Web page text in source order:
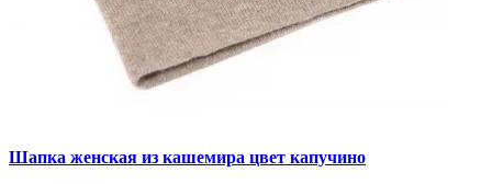
Шапка женская из кашемира цвет капучино